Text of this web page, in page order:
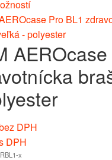
AEROcase
DPH
DPH
x